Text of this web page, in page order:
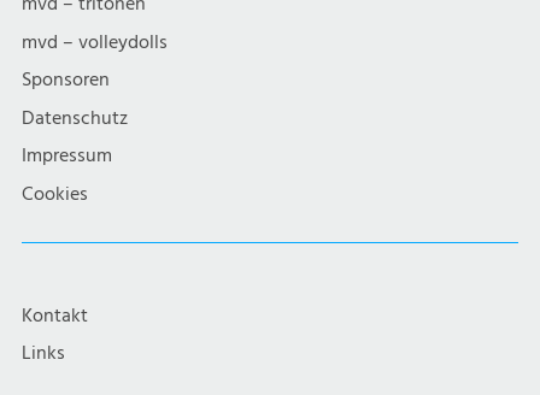
mvd – volleydolls
Sponsoren
Datenschutz
Impressum
Cookies
Kontakt
Links